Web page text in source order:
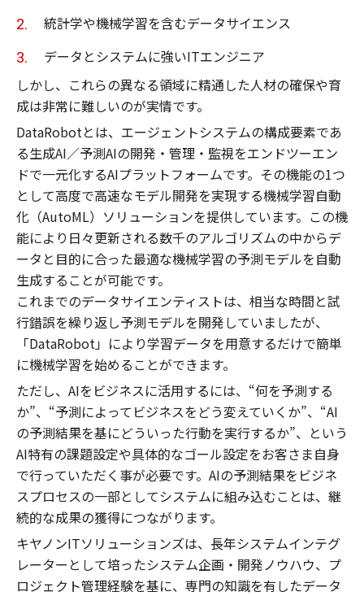
統計学や機械学習を含むデータサイエンス
データとシステムに強いITエンジニア
しかし、これらの異なる領域に精通した人材の確保や育
成は非常に難しいのが実情です。
DataRobotとは、エージェントシステムの構成要素であ
る生成AI／予測AIの開発・管理・監視をエンドツーエン
ドで一元化するAIプラットフォームです。その機能の1つ
として高度で高速なモデル開発を実現する機械学習自動
化（AutoML）ソリューションを提供しています。この機
能により日々更新される数千のアルゴリズムの中からデ
ータと目的に合った最適な機械学習の予測モデルを自動
生成することが可能です。
これまでのデータサイエンティストは、相当な時間と試
行錯誤を繰り返し予測モデルを開発していましたが、
「DataRobot」により学習データを用意するだけで簡単
に機械学習を始めることができます。
ただし、AIをビジネスに活用するには、“何を予測する
か”、“予測によってビジネスをどう変えていくか”、“AI
の予測結果を基にどういった行動を実行するか”、という
AI特有の課題設定や具体的なゴール設定をお客さま自身
で行っていただく事が必要です。AIの予測結果をビジネ
スプロセスの一部としてシステムに組み込むことは、継
続的な成果の獲得につながります。
キヤノンITソリューションズは、長年システムインテグ
レーターとして培ったシステム企画・開発ノウハウ、プ
ロジェクト管理経験を基に、専門の知識を有したデータ